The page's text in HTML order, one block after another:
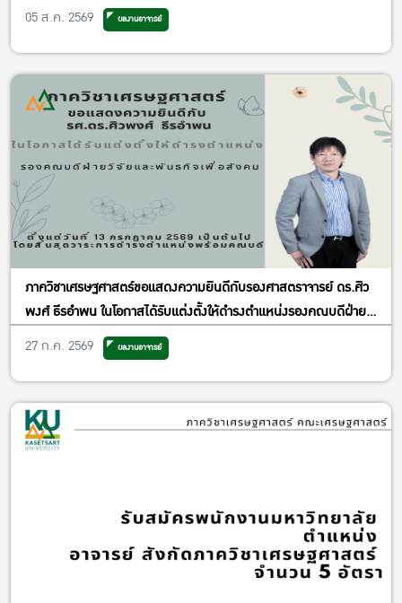
เศรษฐศาสตร์ประยุกต์ ฝ่ายพัฒนาคุณภาพ
05 ส.ค. 2569 ผลงานอาจารย์
ภาควิชาเศรษฐศาสตร์ขอแสดงความยินดีกับรองศาสตราจารย์ ดร.ศิว
พงศ์ ธีรอำพน ในโอกาสได้รับแต่งตั้งให้ดำรงตำแหน่งรองคณบดีฝ่าย
วิจัยและพันธกิจเพื่อสังคม
27 ก.ค. 2569 ผลงานอาจารย์